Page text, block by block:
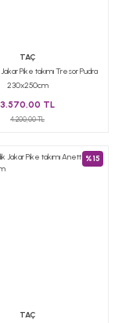
TAÇ
Pike takımı Tresor Pudra
230x250cm
3.570,00 TL
4.200,00 TL
%15
TAÇ